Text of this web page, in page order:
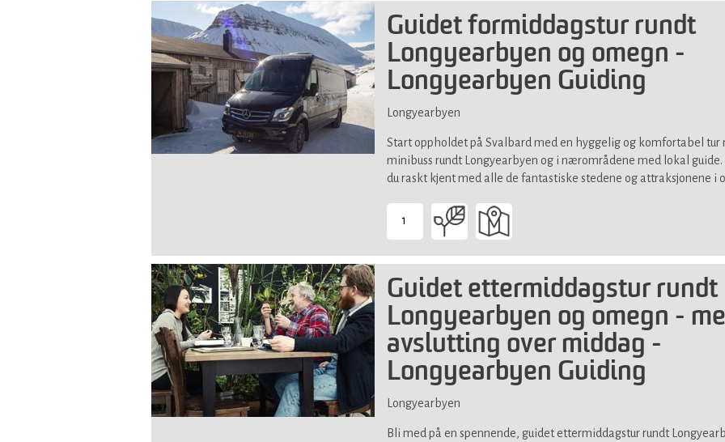
all
Guidet formiddagstur rundt
Longyearbyen og omegn -
Longyearbyen Guiding
Longyearbyen
Start oppholdet på Svalbard med en hyggelig og komfortabel tur
minibuss rundt Longyearbyen og i nærområdene med lokal
du raskt kjent med alle de fantastiske stedene og attraksjonene i
1
-
Passer
alle
Guidet ettermiddagstur rundt
Longyearbyen og omegn -
avslutting over middag -
Longyearbyen Guiding
Longyearbyen
Bli med på en spennende, guidet ettermiddagstur rundt